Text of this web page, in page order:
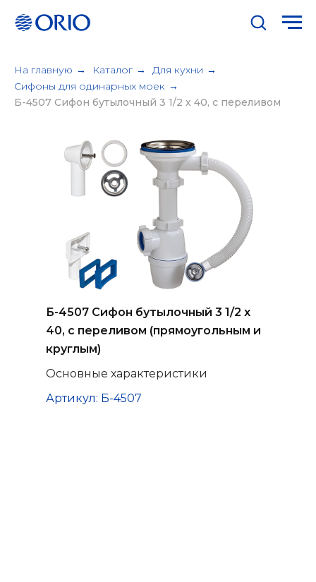
На главную → Каталог → Для кухни →
Сифоны для одинарных моек →
Б-4507 Сифон бутылочный 3 1/2 х 40, с переливом
Основные характеристики
Б-4507 Сифон бутылочный 3 1/2 х
40, с переливом (прямоугольным и
круглым)
Артикул: Б-4507